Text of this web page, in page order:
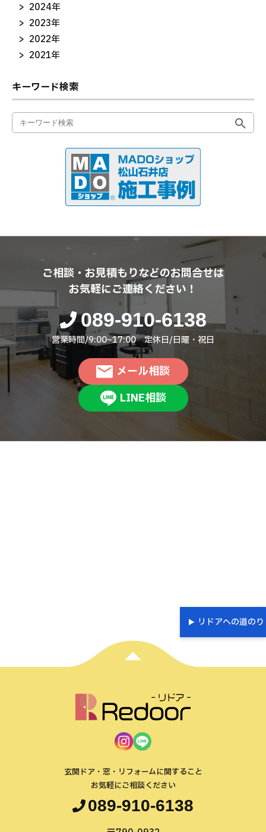
2024年
2023年
2022年
2021年
キーワード検索
ご相談・お見積もりなどのお問合せは
お気軽にご連絡ください！
089-910-6138
営業時間/9:00~17:00 定休日/日曜・祝日
メール相談
LINE相談
リドアへの道のり
玄関ドア・窓・リフォームに関すること
お気軽にご相談ください
089-910-6138